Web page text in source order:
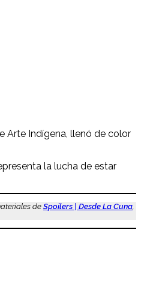
Arte Indígena, llenó de color
la lucha de estar
de Spoilers | Desde La Cuna,